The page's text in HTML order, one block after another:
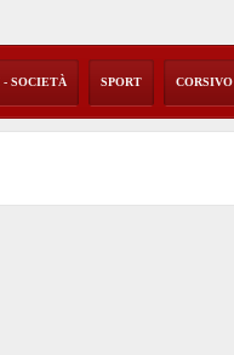
SOCIETÀ SPORT CORSIVO